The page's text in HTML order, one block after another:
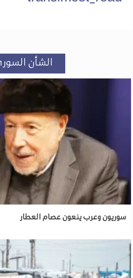
الشأن
سوريون وعرب ينعون عصام العطار